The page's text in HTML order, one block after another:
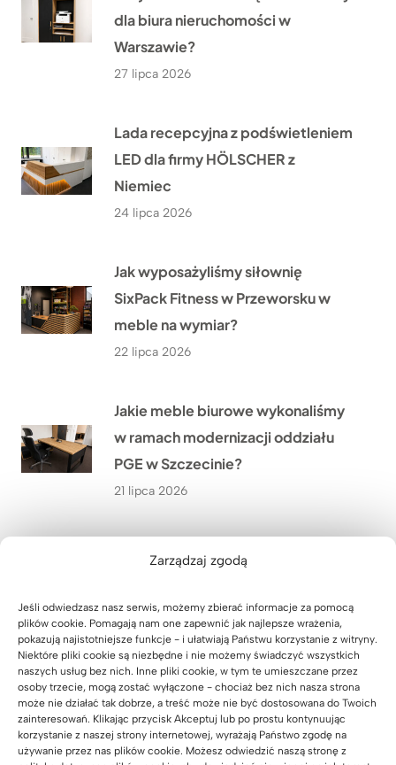
Zarządzaj zgodą
Jeśli odwiedzasz nasz serwis, możemy zbierać informacje za pomocą
plików cookie. Pomagają nam one zapewnić jak najlepsze wrażenia,
pokazują najistotniejsze funkcje - i ułatwiają Państwu korzystanie z witryny.
Niektóre pliki cookie są niezbędne i nie możemy świadczyć wszystkich
naszych usług bez nich. Inne pliki cookie, w tym te umieszczane przez
osoby trzecie, mogą zostać wyłączone - chociaż bez nich nasza strona
może nie działać tak dobrze, a treść może nie być dostosowana do Twoich
zainteresowań. Klikając przycisk Akceptuj lub po prostu kontynuując
korzystanie z naszej strony internetowej, wyrażają Państwo zgodę na
używanie przez nas plików cookie. Możesz odwiedzić naszą stronę z
dla biura nieruchomości w
Warszawie?
27 lipca 2026
Lada recepcyjna z podświetleniem
LED dla firmy HÖLSCHER z
Niemiec
24 lipca 2026
Jak wyposażyliśmy siłownię
SixPack Fitness w Przeworsku w
meble na wymiar?
22 lipca 2026
Jakie meble biurowe wykonaliśmy
w ramach modernizacji oddziału
PGE w Szczecinie?
21 lipca 2026
dębowym blatem?
20 lipca 2026
Jak urządzić nowoczesny gabinet
w małym pomieszczeniu? Historia
Pana Wojciecha z Biłgoraja